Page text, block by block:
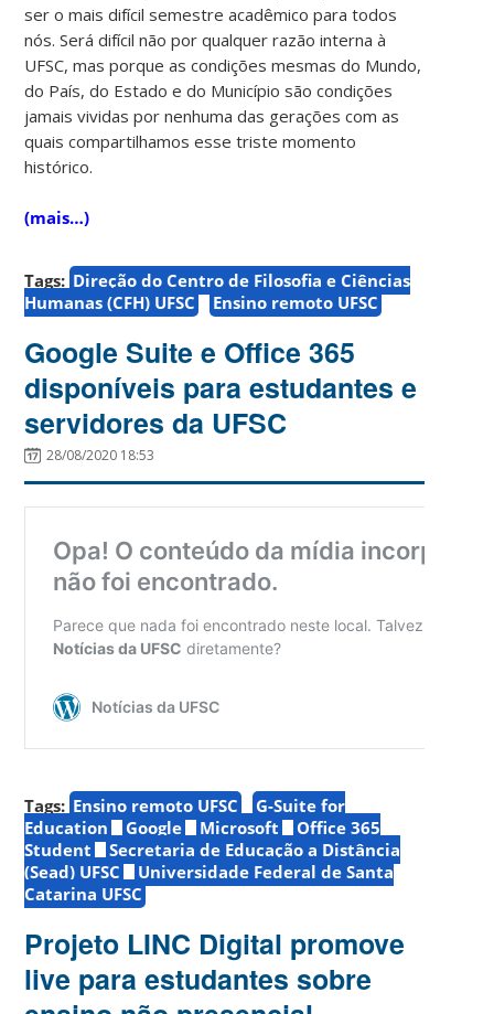
ser o mais difícil semestre acadêmico para todos
nós. Será difícil não por qualquer razão interna à
UFSC, mas porque as condições mesmas do Mundo,
do País, do Estado e do Município são condições
jamais vividas por nenhuma das gerações com as
quais compartilhamos esse triste momento
histórico.
(mais…)
Tags: Direção do Centro de Filosofia e Ciências
Humanas (CFH) UFSC
Ensino remoto UFSC
Google Suite e Office 365
disponíveis para estudantes e
servidores da UFSC
28/08/2020 18:53
Tags: Ensino remoto UFSC
G-Suite for
Education
Google Microsoft
Office 365
Student
Secretaria de Educação a Distância
(Sead) UFSC
Universidade Federal de Santa
Catarina UFSC
Projeto LINC Digital promove
live para estudantes sobre